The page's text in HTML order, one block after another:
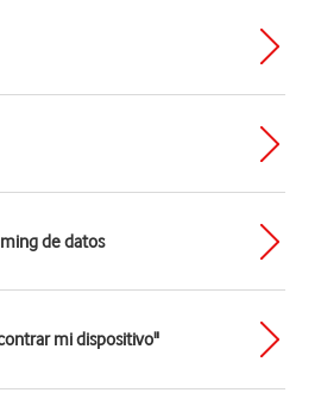
de datos
mi dispositivo"